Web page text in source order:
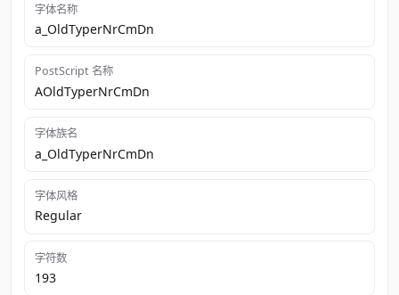
字体名称
a_OldTyperNrCmDn
PostScript 名称
AOldTyperNrCmDn
字体族名
a_OldTyperNrCmDn
字体风格
Regular
字符数
193